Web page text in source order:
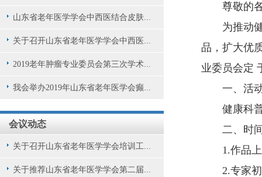
山东省老年医学学会中西医结合皮肤...
关于召开山东省老年医学学会中西医...
2019老年肿瘤专业委员会第三次学术...
我会举办2019年山东省老年医学会癫...
会议动态
关于召开山东省老年医学学会培训工...
关于推荐山东省老年医学学会第二届...
尊敬的
为推动
品，扩大优
业委员会定
一、活
健康科
二、时
1.作品
2.专家